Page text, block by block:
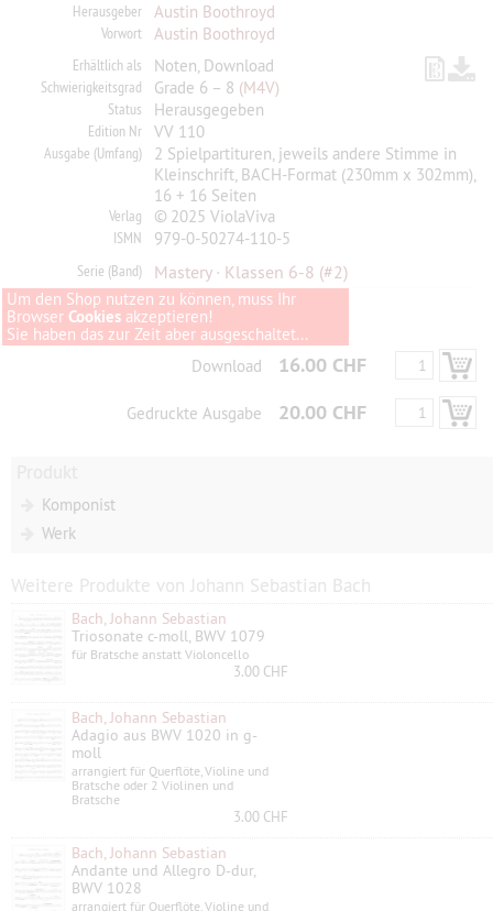
Herausgeber Austin Boothroyd
Vorwort Austin Boothroyd
Erhältlich als Noten, Download
Schwierigkeitsgrad Grade 6 – 8 (M4V)
Status Herausgegeben
Edition Nr VV 110
Ausgabe (Umfang)
2 Spielpartituren, jeweils andere Stimme in
Kleinschrift, BACH-Format (230mm x 302mm),
16 + 16 Seiten
Verlag © 2025 ViolaViva
ISMN 979-0-50274-110-5
Serie (Band) Mastery · Klassen 6-8 (#2)
Um den Shop nutzen zu können, muss Ihr
Browser Cookies akzeptieren!
Sie haben das zur Zeit aber ausgeschaltet...
Download
16.00 CHF
Gedruckte Ausgabe 20.00 CHF
Komponist
Werk
Weitere Produkte von Johann Sebastian Bach
Bach, Johann Sebastian
Triosonate c-moll, BWV 1079
für Bratsche anstatt Violoncello
3.00 CHF
Bach, Johann Sebastian
Adagio aus BWV 1020 in g-
moll
arrangiert für Querflöte, Violine und
Bratsche oder 2 Violinen und
Bratsche
3.00 CHF
Bach, Johann Sebastian
Andante und Allegro D-dur,
BWV 1028
arrangiert für Querflöte, Violine und